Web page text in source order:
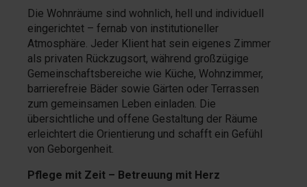
Die Wohnräume sind wohnlich, hell und individuell
eingerichtet – fernab von institutioneller
Atmosphäre. Jeder Klient hat sein eigenes Zimmer
als privaten Rückzugsort, während großzügige
Gemeinschaftsbereiche wie Küche, Wohnzimmer,
barrierefreie Bäder sowie Gärten oder Terrassen
zum gemeinsamen Leben einladen. Die
übersichtliche und offene Gestaltung der Räume
erleichtert die Orientierung und schafft ein Gefühl
von Geborgenheit.
Pflege mit Zeit – Betreuung mit Herz